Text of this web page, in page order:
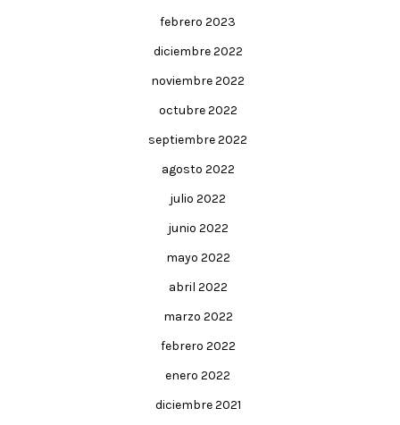
febrero 2023
diciembre 2022
noviembre 2022
octubre 2022
septiembre 2022
agosto 2022
julio 2022
junio 2022
mayo 2022
abril 2022
marzo 2022
febrero 2022
enero 2022
diciembre 2021